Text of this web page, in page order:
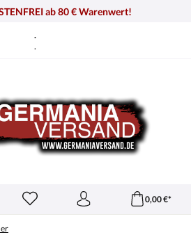
ab 80 € Warenwert!
.
.
0,00 €*